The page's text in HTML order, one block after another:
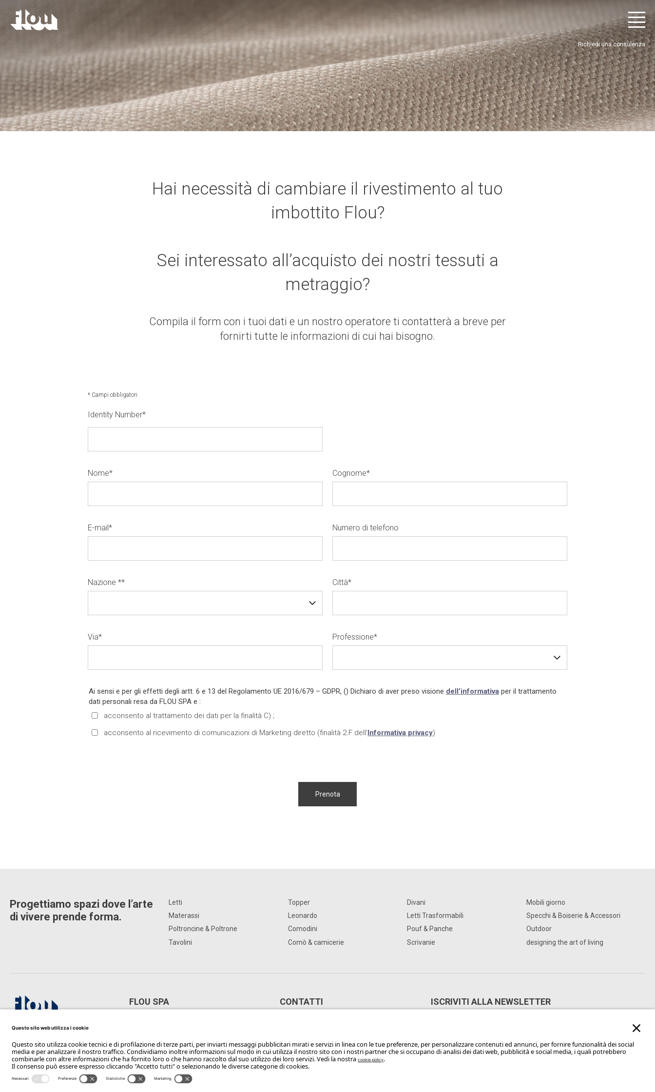
Richiedi una consulenza
Hai necessità di cambiare il rivestimento al tuo
imbottito Flou?
Sei interessato all’acquisto dei nostri tessuti a
metraggio?
Compila il form con i tuoi dati e un nostro operatore ti contatterà a breve per
fornirti tutte le informazioni di cui hai bisogno.
* Campi obbligatori
Identity Number*
Nome* Cognome*
E-mail* Numero di telefono
Nazione ** Città*
Via* Professione*
Ai sensi e per gli effetti degli artt. 6 e 13 del Regolamento UE 2016/679 – GDPR, () Dichiaro di aver preso visione dell’informativa per il trattamento
dati personali resa da FLOU SPA e :
acconsento al trattamento dei dati per la finalità C) ;
acconsento al ricevimento di comunicazioni di Marketing diretto (finalità 2.F dell’Informativa privacy)
Progettiamo spazi dove l’arte
di vivere prende forma.
Letti
Materassi
Poltroncine & Poltrone
Tavolini
Topper
Leonardo
Comodini
Comò & camicerie
Divani
Letti Trasformabili
Pouf & Panche
Scrivanie
Mobili giorno
Specchi & Boiserie & Accessori
Outdoor
designing the art of living
FLOU SPA CONTATTI
Email:info@flou.it
ISCRIVITI ALLA NEWSLETTER
Iscriviti